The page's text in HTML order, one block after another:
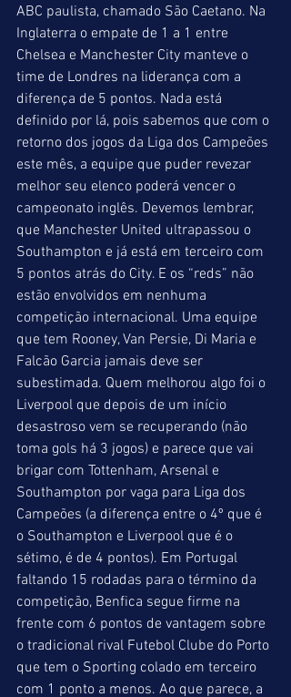
ABC paulista, chamado São Caetano. Na
Inglaterra o empate de 1 a 1 entre
Chelsea e Manchester City manteve o
time de Londres na liderança com a
diferença de 5 pontos. Nada está
definido por lá, pois sabemos que com o
retorno dos jogos da Liga dos Campeões
este mês, a equipe que puder revezar
melhor seu elenco poderá vencer o
campeonato inglês. Devemos lembrar,
que Manchester United ultrapassou o
Southampton e já está em terceiro com
5 pontos atrás do City. E os “reds” não
estão envolvidos em nenhuma
competição internacional. Uma equipe
que tem Rooney, Van Persie, Di Maria e
Falcão Garcia jamais deve ser
subestimada. Quem melhorou algo foi o
Liverpool que depois de um início
desastroso vem se recuperando (não
toma gols há 3 jogos) e parece que vai
brigar com Tottenham, Arsenal e
Southampton por vaga para Liga dos
Campeões (a diferença entre o 4º que é
o Southampton e Liverpool que é o
sétimo, é de 4 pontos). Em Portugal
faltando 15 rodadas para o término da
competição, Benfica segue firme na
frente com 6 pontos de vantagem sobre
o tradicional rival Futebol Clube do Porto
que tem o Sporting colado em terceiro
com 1 ponto a menos. Ao que parece, a